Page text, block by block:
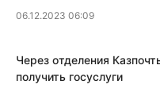
06.12.2023 06:09
​Через отделения
получить госуслуги